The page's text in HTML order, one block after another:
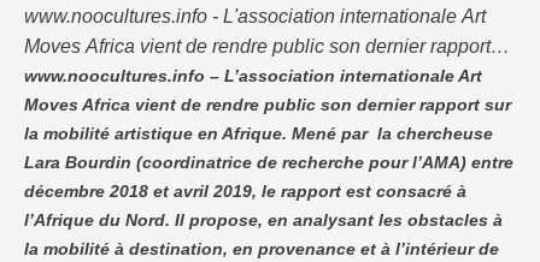
www.noocultures.info - L'association internationale Art
Moves Africa vient de rendre public son dernier rapport
sur la mobilité artistique en Afrique. Mené par la
chercheuse Lara Bourdin (coordinatrice de recherche
pour l’AMA) entre décembre 2018 et avril 2019, le rapport
est consacré à l'Afrique du Nord. Il propose, en analysant
les obstacles à la mobilité à …
www.noocultures.info – L’association internationale Art
Moves Africa vient de rendre public son dernier rapport sur
la mobilité artistique en Afrique. Mené par la chercheuse
Lara Bourdin (coordinatrice de recherche pour l’AMA) entre
décembre 2018 et avril 2019, le rapport est consacré à
l’Afrique du Nord. Il propose, en analysant les obstacles à
la mobilité à destination, en provenance et à l’intérieur de